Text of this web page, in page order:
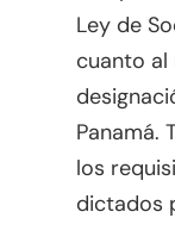
Ley de
cuanto
Panamá.
los
dictados